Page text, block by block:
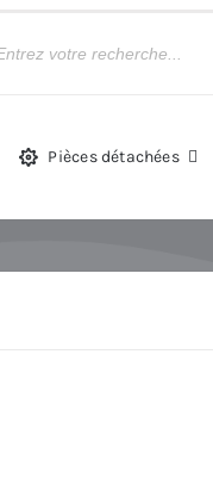
Pièces détachées